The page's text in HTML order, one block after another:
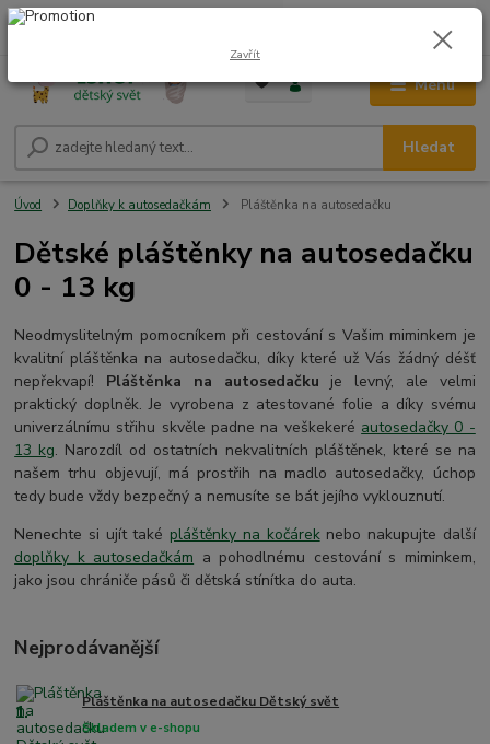
Menu
Hledat
+420 604 278 943 0,00 Kč
Úvod Doplňky k autosedačkám Pláštěnka na autosedačku
Dětské pláštěnky na autosedačku
0 - 13 kg
Neodmyslitelným pomocníkem při cestování s Vašim miminkem je
kvalitní pláštěnka na autosedačku, díky které už Vás žádný déšť
nepřekvapí! Pláštěnka na autosedačku je levný, ale velmi
praktický doplněk. Je vyrobena z atestované folie a díky svému
univerzálnímu střihu skvěle padne na veškekeré autosedačky 0 -
13 kg. Narozdíl od ostatních nekvalitních pláštěnek, které se na
našem trhu objevují, má prostřih na madlo autosedačky, úchop
tedy bude vždy bezpečný a nemusíte se bát jejího vyklouznutí.
Nenechte si ujít také pláštěnky na kočáreknebo nakupujte další
doplňky k autosedačkám a pohodlnému cestování s miminkem,
jako jsou chrániče pásů či dětská stínítka do auta.
Nejprodávanější
1. Pláštěnka na autosedačku Dětský svět
Skladem v e-shopu
Zavřít